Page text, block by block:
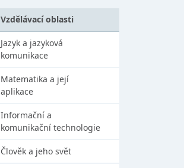
Vzdělávací oblasti
Jazyk a jazyková
komunikace
Matematika a její
aplikace
Informační a
komunikační technologie
Člověk a jeho svět